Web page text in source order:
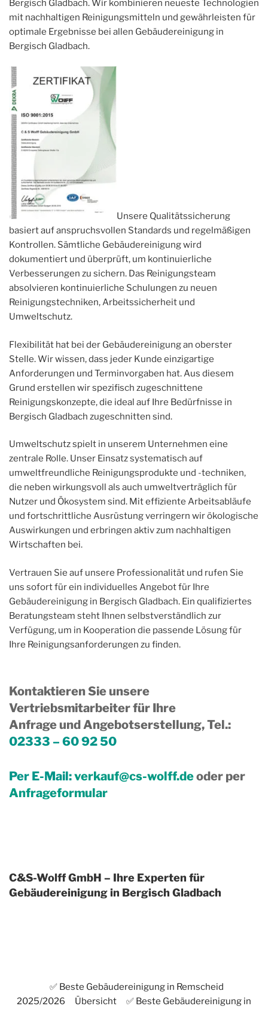
Bergisch Gladbach. Wir kombinieren neueste Technologien
mit nachhaltigen Reinigungsmitteln und gewährleisten für
optimale Ergebnisse bei allen Gebäudereinigung in
Bergisch Gladbach.
Unsere Qualitätssicherung
basiert auf anspruchsvollen Standards und regelmäßigen
Kontrollen. Sämtliche Gebäudereinigung wird
dokumentiert und überprüft, um kontinuierliche
Verbesserungen zu sichern. Das Reinigungsteam
absolvieren kontinuierliche Schulungen zu neuen
Reinigungstechniken, Arbeitssicherheit und
Umweltschutz.
Flexibilität hat bei der Gebäudereinigung an oberster
Stelle. Wir wissen, dass jeder Kunde einzigartige
Anforderungen und Terminvorgaben hat. Aus diesem
Grund erstellen wir spezifisch zugeschnittene
Reinigungskonzepte, die ideal auf Ihre Bedürfnisse in
Bergisch Gladbach zugeschnitten sind.
Umweltschutz spielt in unserem Unternehmen eine
zentrale Rolle. Unser Einsatz systematisch auf
umweltfreundliche Reinigungsprodukte und -techniken,
die neben wirkungsvoll als auch umweltverträglich für
Nutzer und Ökosystem sind. Mit effiziente Arbeitsabläufe
und fortschrittliche Ausrüstung verringern wir ökologische
Auswirkungen und erbringen aktiv zum nachhaltigen
Wirtschaften bei.
Vertrauen Sie auf unsere Professionalität und rufen Sie
uns sofort für ein individuelles Angebot für Ihre
Gebäudereinigung in Bergisch Gladbach. Ein qualifiziertes
Beratungsteam steht Ihnen selbstverständlich zur
Verfügung, um in Kooperation die passende Lösung für
Ihre Reinigungsanforderungen zu finden.
Kontaktieren Sie unsere
Vertriebsmitarbeiter für Ihre
Anfrage und Angebotserstellung, Tel.:
02333 – 60 92 50
Per E-Mail:verkauf@cs-wolff.deoder per
Anfrageformular
C&S-Wolff GmbH – Ihre Experten für
Gebäudereinigung in Bergisch Gladbach
✅ Beste Gebäudereinigung in Remscheid
2025/2026
Übersicht ✅ Beste Gebäudereinigung in